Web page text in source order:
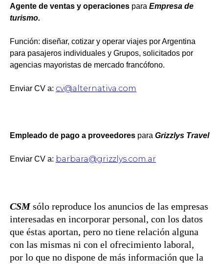
Agente de ventas y operaciones para Empresa de
turismo.
Función: diseñar, cotizar y operar viajes por Argentina
para pasajeros individuales y Grupos, solicitados por
agencias mayoristas de mercado francófono.
Enviar CV a: cv@alternativa.com
Empleado de pago a proveedores para Grizzlys Travel
Enviar CV a: barbara@grizzlys.com.ar
CSMsólo reproduce los anuncios de las empresas
interesadas en incorporar personal, con los datos
que éstas aportan, pero no tiene relación alguna
con las mismas ni con el ofrecimiento laboral,
por lo que no dispone de más información que la